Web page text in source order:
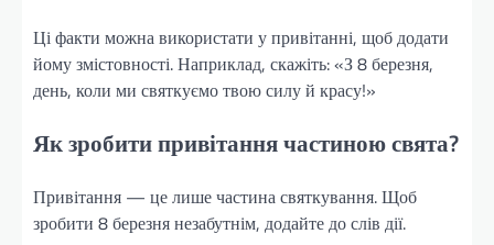
Ці факти можна використати у привітанні, щоб додати
йому змістовності. Наприклад, скажіть: «З 8 березня,
день, коли ми святкуємо твою силу й красу!»
Як зробити привітання частиною свята?
Привітання — це лише частина святкування. Щоб
зробити 8 березня незабутнім, додайте до слів дії.